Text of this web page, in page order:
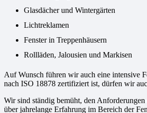
Glasdächer und Wintergärten
Lichtreklamen
Fenster in Treppenhäusern
Rollläden, Jalousien und Markisen
Auf Wunsch führen wir auch eine intensive
nach ISO 18878 zertifiziert ist, dürfen wir
Wir sind ständig bemüht, den
über jahrelange Erfahrung im Bereich der